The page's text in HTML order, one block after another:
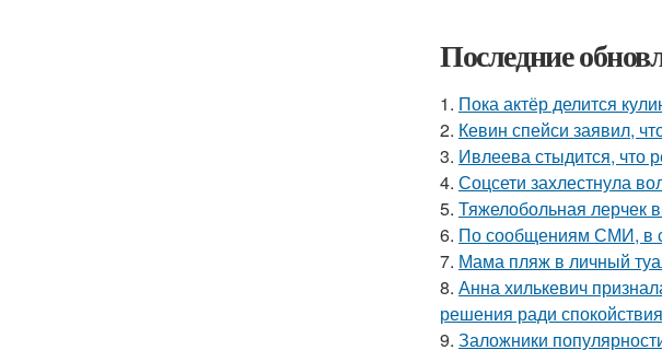
Последние
1. Пока актёр делится
2. Кевин спейси заявил,
3. Ивлеева стыдится, что
4. Соцсети захлестнула
5. Тяжелобольная лерчек
6. По сообщениям СМИ, в
7. Мама пляж в личный
8. Анна хилькевич
решения ради
9. Заложники